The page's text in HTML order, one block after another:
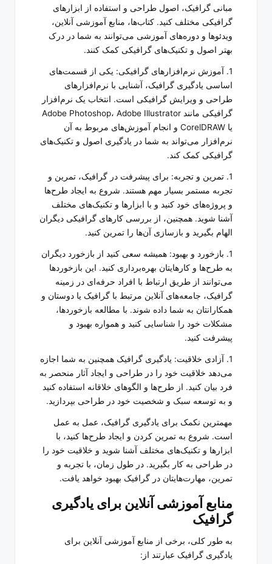
مبانی گرافیک، اصول طراحی و استفاده از ابزارهای
گرافیکی مختلف کنید. کتاب‌ها، منابع آموزشی آنلاین،
ویدئوها و دوره‌های آموزشی می‌توانند به شما در درک
بهتر اصول و تکنیک‌های گرافیکی کمک کنند.
1. آموزش نرم‌افزارهای گرافیکی: یکی از قسمت‌های
اساسی یادگیری گرافیک، آشنایی با نرم‌افزارهای
طراحی و ویرایش گرافیکی است. انتخاب یک نرم‌افزار
گرافیکی مانند Adobe Photoshop، Adobe Illustrator
یا CorelDRAW و انجام آموزش‌های مربوط به آن
نرم‌افزار می‌تواند به شما در یادگیری اصول و تکنیک‌های
گرافیکی کمک کند.
1. تمرین و تجربه: برای پیشرفت در گرافیک، تمرین و
تجربه مستمر بسیار مهم هستند. شروع به ایجاد طرح‌ها
و پروژه‌های خود کنید و با ابزارها و تکنیک‌های مختلف
آشنا شوید. همچنین، از بررسی کارهای گرافیکی دیگران
الهام بگیرید و بازسازی آن‌ها را تمرین کنید.
1. بازخورد و بهبود: همیشه سعی کنید از بازخورد دیگران
به طرح‌ها و کارهایتان بهره‌برداری کنید. این بازخورد‌ها
می‌توانند از طریق ارتباط با افراد حرفه‌ای در زمینه
گرافیک، جامعه‌های آنلاین مرتبط با گرافیک یا دوستان و
همکارانتان به شما داده شوند. با مطالعه بازخوردها،
مشکلات خود را شناسایی کنید و همواره بهبود و
پیشرفت کنید.
1. آزادی خلاقیت: یادگیری گرافیک همچنین به شما اجازه
می‌دهد خلاقیت خود را در طراحی و ایجاد آثار منحصر به
فرد بیان کنید. از طرح‌ها و الگوهای خلاقانه استفاده کنید
و به توسعه سبک و شخصیت خود در طراحی بپردازید.
مهمترین نکمک برای یادگیری گرافیک، عمل به عمل
است. شروع به تمرین کردن و ایجاد طرح‌ها کنید، با
ابزارها و تکنیک‌های مختلف آشنا شوید و خلاقیت خود را
در طراحی به کار بگیرید. در طول زمان، با تجربه و
تمرین، مهارت‌هایتان در گرافیک بهبود خواهد یافت.
منابع آموزشی آنلاین برای یادگیری
گرافیک
به طور کلی، برخی از منابع آموزشی آنلاین برای
یادگیری گرافیک عبارتند از: